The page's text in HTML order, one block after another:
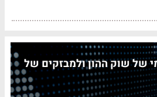
של שוק ההון ולמבזקים של